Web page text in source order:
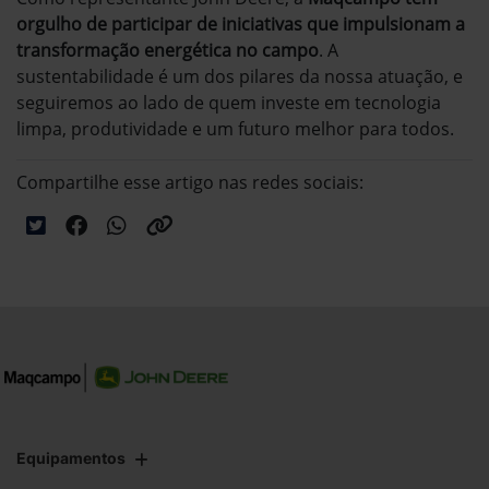
orgulho de participar de iniciativas que impulsionam a
transformação energética no campo. A
sustentabilidade é um dos pilares da nossa atuação, e
seguiremos ao lado de quem investe em tecnologia
limpa, produtividade e um futuro melhor para todos.
Compartilhe esse artigo nas redes sociais:
Equipamentos